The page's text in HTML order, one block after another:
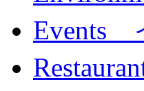
Events